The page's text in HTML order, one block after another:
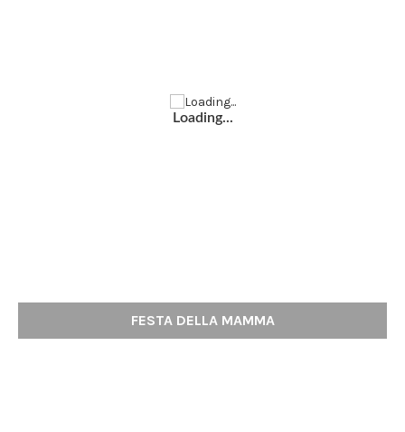
Loading...
FESTA DELLA MAMMA